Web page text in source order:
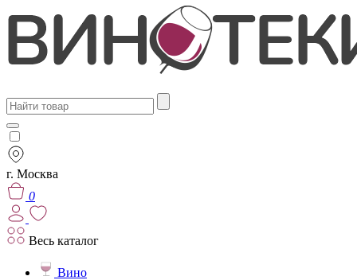
г. Москва
0
Весь каталог
Вино